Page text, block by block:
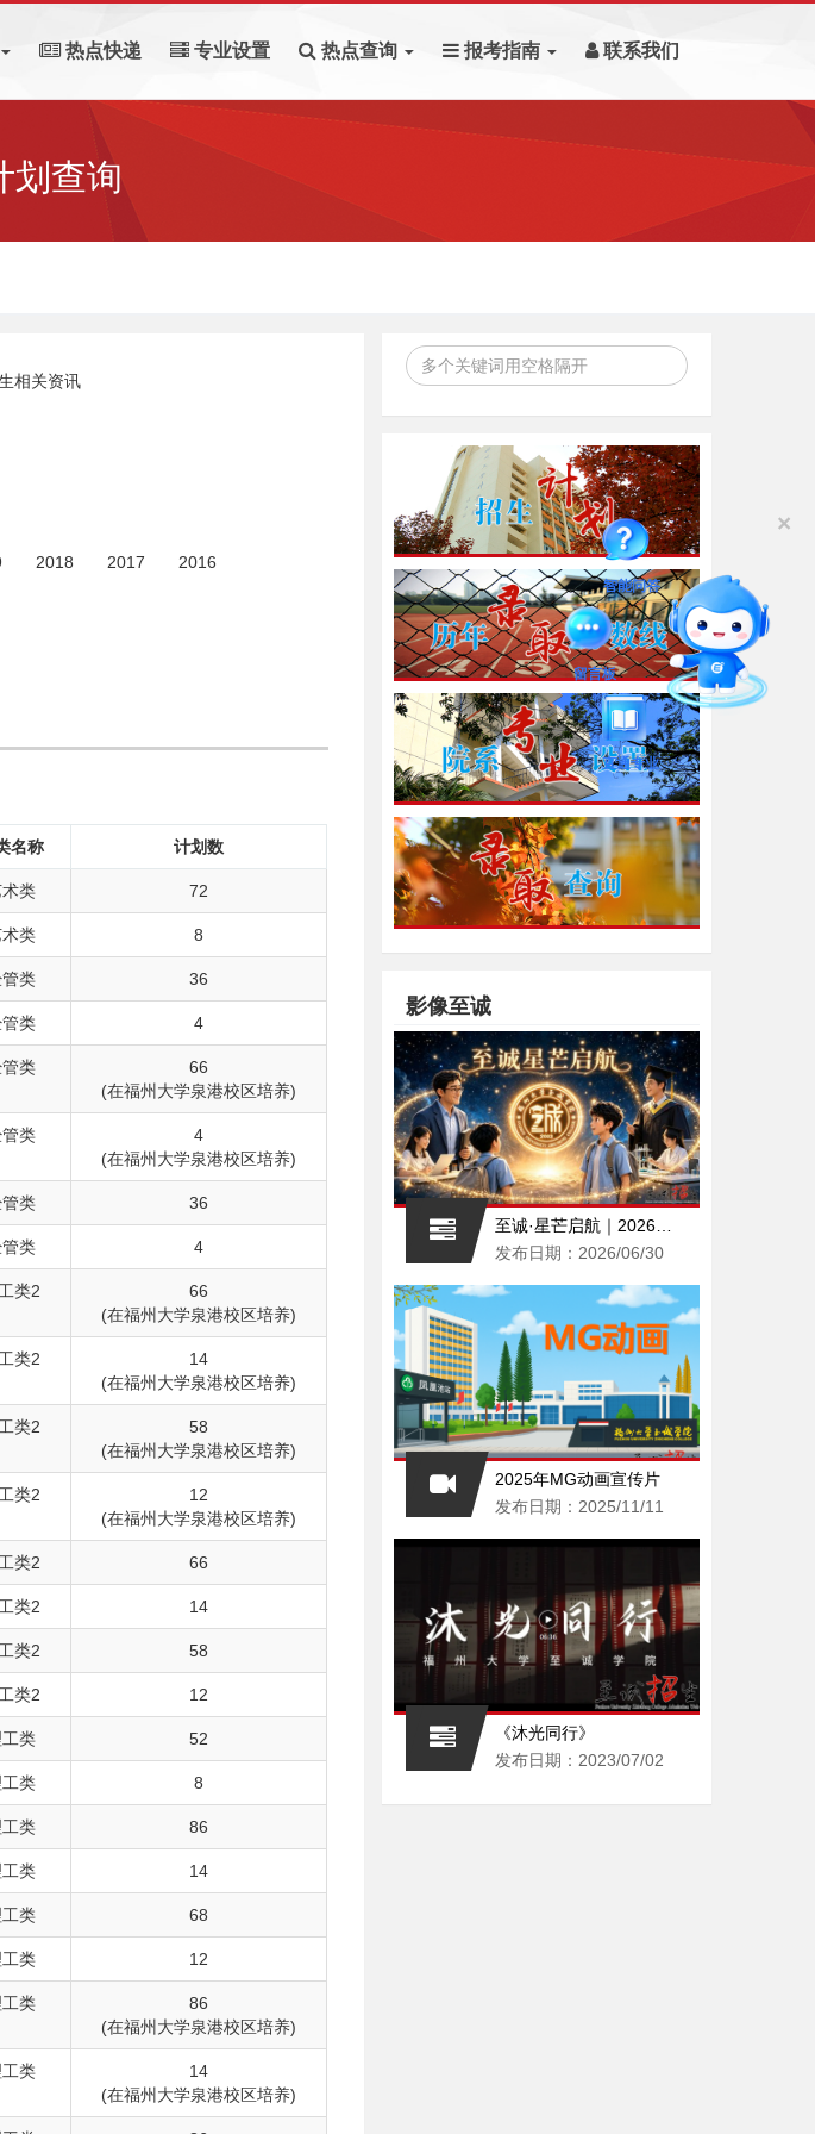
热点快递 专业设置 热点查询 报考指南 联系我们
划查询
相关资讯
2018 2017 2016
名称 计划数
类 72
类 8
类 36
类 4
类
66
(在福州大学泉港校区培养)
类
4
(在福州大学泉港校区培养)
类 36
类 4
类2
66
(在福州大学泉港校区培养)
类2
14
(在福州大学泉港校区培养)
类2
58
(在福州大学泉港校区培养)
类2
12
(在福州大学泉港校区培养)
类2 66
类2 14
类2 58
类2 12
类 52
类 8
类 86
类 14
类 68
类 12
类
86
(在福州大学泉港校区培养)
类
14
(在福州大学泉港校区培养)
影像至诚
至诚·星芒启航｜2026福州大学至诚学院AI招生宣传片重磅上线，赴一场青春之约
发布日期：2026/06/30
2025年MG动画宣传片
发布日期：2025/11/11
《沐光同行》
发布日期：2023/07/02
×
智能问答
留言板
直通专业